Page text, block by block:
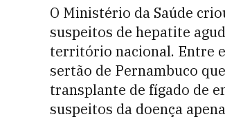
O Ministério da Saúde
suspeitos de hepatite
território nacional. Entre
sertão de Pernambuco
transplante de fígado de
suspeitos da doença